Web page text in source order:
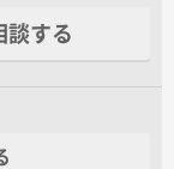
談する